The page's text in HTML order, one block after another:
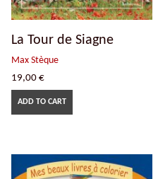
La Tour de Siagne
Max Stèque
19,00 €
ADD TO CART